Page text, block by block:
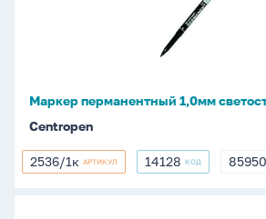
Маркер перманентный 1,0мм
Centropen
2536/1к
2536/1к АРТИКУЛ 14128
14128 КОД